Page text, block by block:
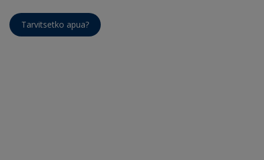
Tarvitsetko apua?